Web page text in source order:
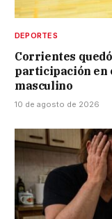
DEPORTES
Corrientes
participación en
masculino
10 de agosto de 2026